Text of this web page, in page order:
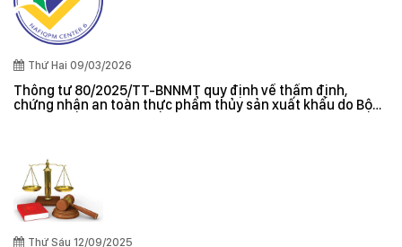
Thứ Hai 09/03/2026
Thông tư 80/2025/TT-BNNMT quy định về thẩm định,
chứng nhận an toàn thực phẩm thủy sản xuất khẩu do Bộ
Thứ Sáu 12/09/2025